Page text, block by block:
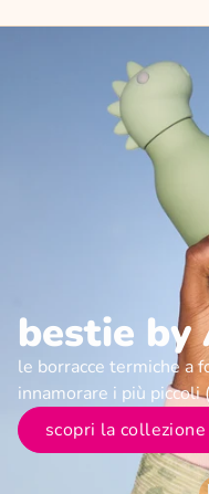
bestie by
le borracce termiche a
innamorare i più piccoli
scopri la collezione